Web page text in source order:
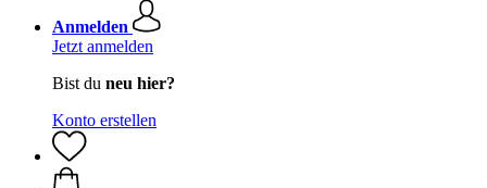
Anmelden
Jetzt anmelden
Bist du neu hier?
Konto erstellen